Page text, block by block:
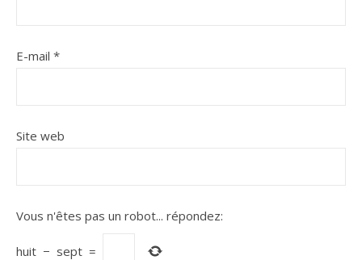
E-mail *
Site web
Vous n'êtes pas un robot... répondez:
huit − sept =